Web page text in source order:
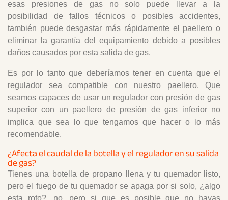
esas presiones de gas no solo puede llevar a la
posibilidad de fallos técnicos o posibles accidentes,
también puede desgastar más rápidamente el paellero o
eliminar la garantía del equipamiento debido a posibles
daños causados por esta salida de gas.
Es por lo tanto que deberíamos tener en cuenta que el
regulador sea compatible con nuestro paellero. Que
seamos capaces de usar un regulador con presión de gas
superior con un paellero de presión de gas inferior no
implica que sea lo que tengamos que hacer o lo más
recomendable.
¿Afecta el caudal de la botella y el regulador en su salida
de gas?
Tienes una botella de propano llena y tu quemador listo,
pero el fuego de tu quemador se apaga por si solo, ¿algo
esta roto?, no, pero si que es posible que no hayas